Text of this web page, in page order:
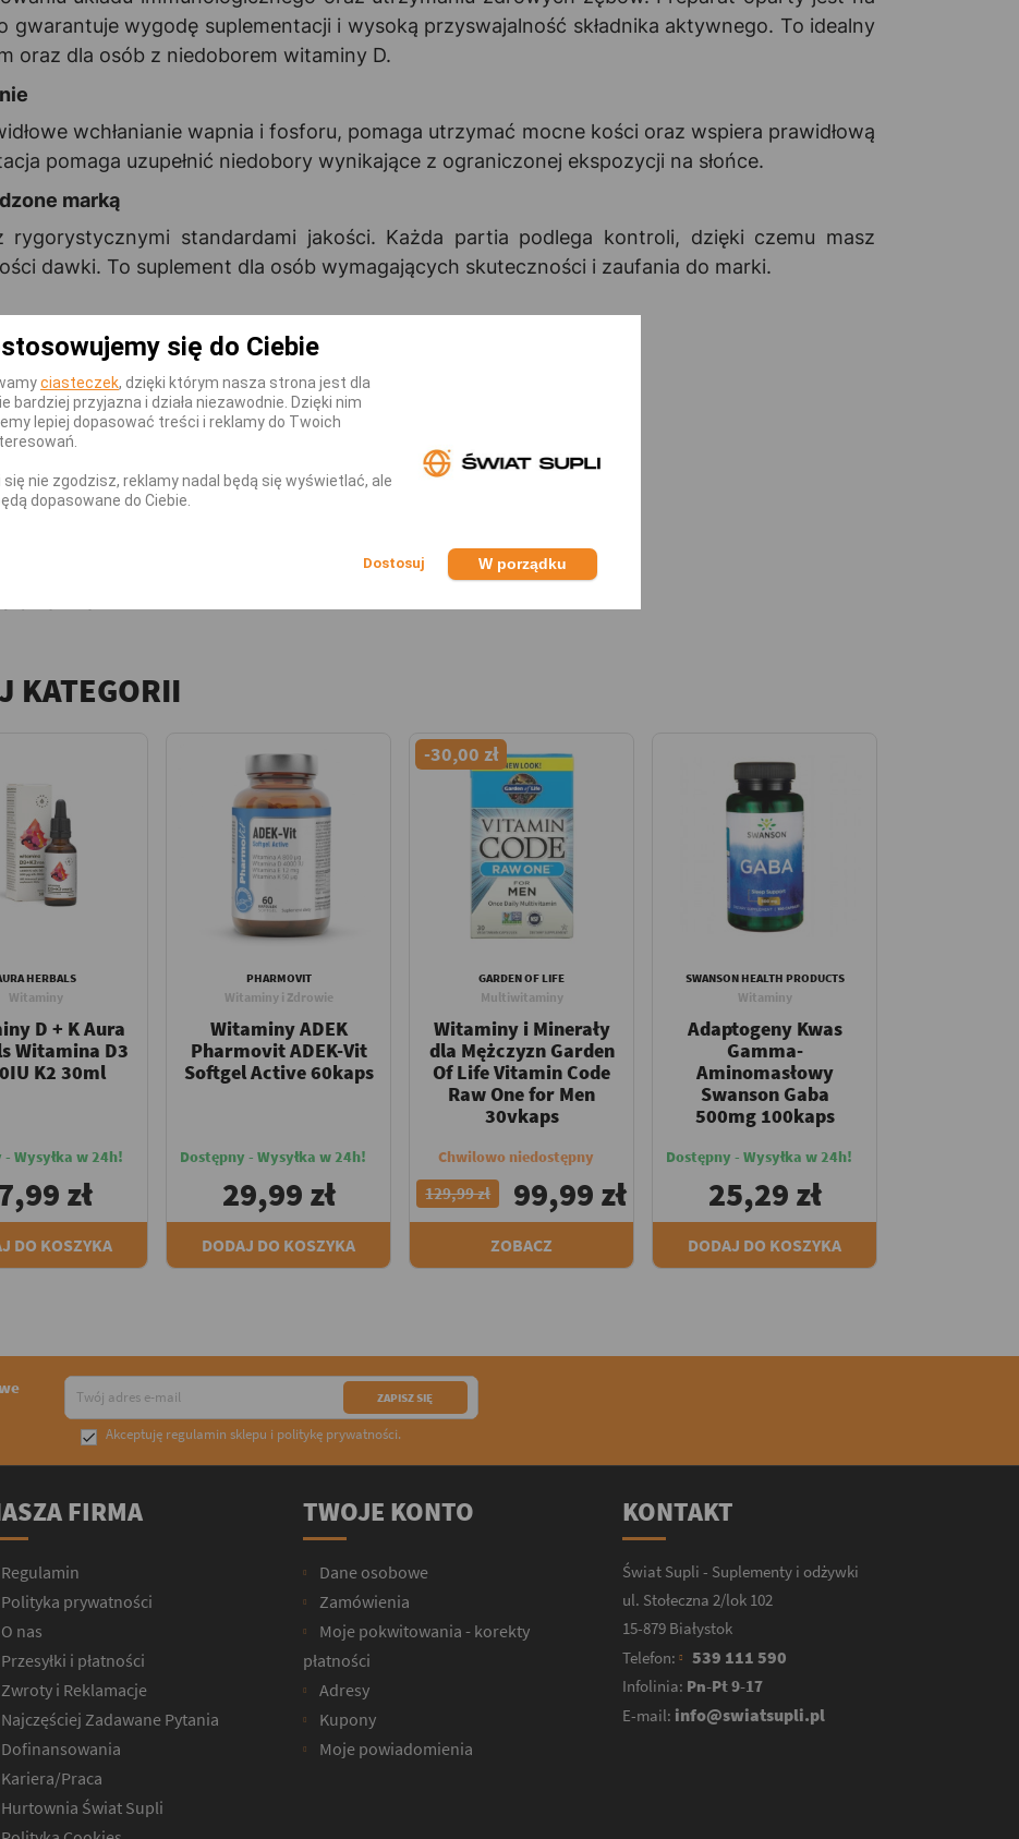
gwarantuje wygodę suplementacji i wysoką przyswajalność składnika aktywnego. To idealny
oraz dla osób z niedoborem witaminy D.
wchłanianie wapnia i fosforu, pomaga utrzymać mocne kości oraz wspiera prawidłową
pomaga uzupełnić niedobory wynikające z ograniczonej ekspozycji na słońce.
marką
standardami jakości. Każda partia podlega kontroli, dzięki czemu masz
dawki. To suplement dla osób wymagających skuteczności i zaufania do marki.
warto kupić?
Vit D3 4000?
dziennie
KATEGORII
HERBALS
Witaminy
D + K Aura
Witamina D3
K2 30ml
- Wysyłka w 24h!
zł
DO KOSZYKA
PHARMOVIT
Witaminy i Zdrowie
Witaminy ADEK
Pharmovit ADEK-Vit
Softgel Active 60kaps
Dostępny - Wysyłka w 24h!
29,99 zł
DODAJ DO KOSZYKA
-30,00 zł
GARDEN OF LIFE
Multiwitaminy
Witaminy i Minerały
dla Mężczyzn Garden
Of Life Vitamin Code
Raw One for Men
30vkaps
Chwilowo niedostępny
129,99 zł 99,99 zł
ZOBACZ
SWANSON HEALTH PRODUCTS
Witaminy
Adaptogeny Kwas
Gamma-
Aminomasłowy
Swanson Gaba
500mg 100kaps
Dostępny - Wysyłka w 24h!
25,29 zł
DODAJ DO KOSZYKA
 Akceptuję regulamin sklepu i politykę prywatności.
się do Ciebie
ciasteczek, dzięki którym nasza strona jest dla
bardziej przyjazna i działa niezawodnie. Dzięki nim
lepiej dopasować treści i reklamy do Twoich
się nie zgodzisz, reklamy nadal będą się wyświetlać, ale
dopasowane do Ciebie.
W porządku
FIRMA
Regulamin
Polityka prywatności
O nas
Przesyłki i płatności
Zwroty i Reklamacje
Najczęściej Zadawane Pytania
Dofinansowania
Kariera/Praca
Hurtownia Świat Supli
TWOJE KONTO
Dane osobowe
Zamówienia
Moje pokwitowania - korekty
płatności
Adresy
Kupony
Moje powiadomienia
KONTAKT
Świat Supli - Suplementy i odżywki
ul. Stołeczna 2/lok 102
15-879 Białystok
Telefon:
539 111 590
Infolinia: Pn-Pt 9-17
E-mail: info@swiatsupli.pl